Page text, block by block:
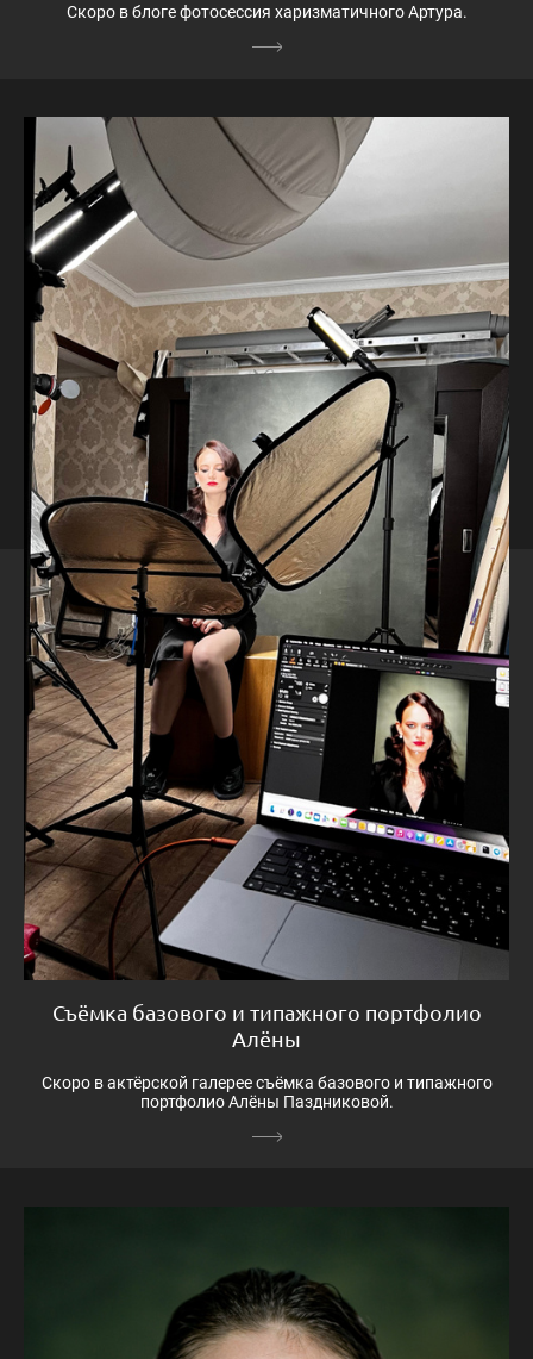
Скоро в блоге фотосессия харизматичного Артура.
Съёмка базового и типажного портфолио
Алёны
Скоро в актёрской галерее съёмка базового и типажного
портфолио Алёны Паздниковой.